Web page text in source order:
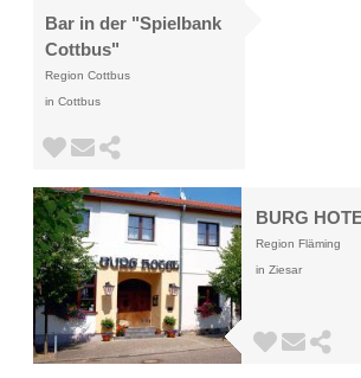
Bar in der "Spielbank
Cottbus"
Region Cottbus
in Cottbus
BURG
Region Fläming
in Ziesar